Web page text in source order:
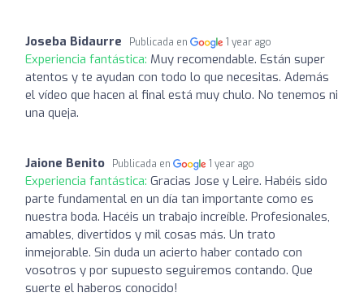
Joseba Bidaurre Publicada en 1 year ago
Experiencia fantástica: Muy recomendable. Están super
atentos y te ayudan con todo lo que necesitas. Además
el vídeo que hacen al final está muy chulo. No tenemos ni
una queja.
Jaione Benito Publicada en 1 year ago
Experiencia fantástica: Gracias Jose y Leire. Habéis sido
parte fundamental en un día tan importante como es
nuestra boda. Hacéis un trabajo increíble. Profesionales,
amables, divertidos y mil cosas más. Un trato
inmejorable. Sin duda un acierto haber contado con
vosotros y por supuesto seguiremos contando. Que
suerte el haberos conocido!